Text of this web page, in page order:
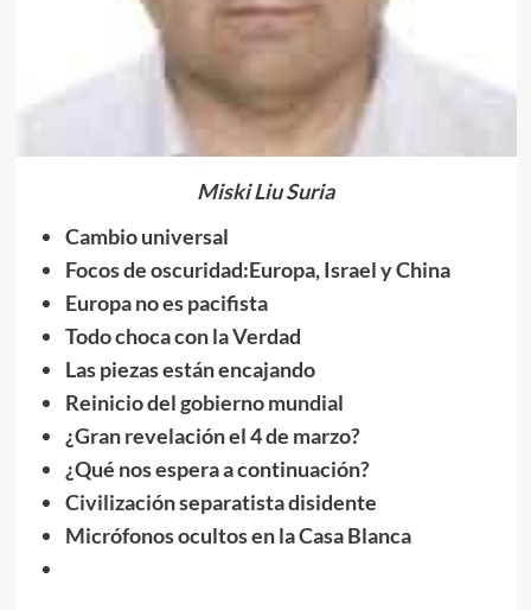
Miski Liu Suria
Cambio universal
Focos de oscuridad:Europa, Israel y China
Europa no es pacifista
Todo choca con la Verdad
Las piezas están encajando
Reinicio del gobierno mundial
¿Gran revelación el 4 de marzo?
¿Qué nos espera a continuación?
Civilización separatista disidente
Micrófonos ocultos en la Casa Blanca